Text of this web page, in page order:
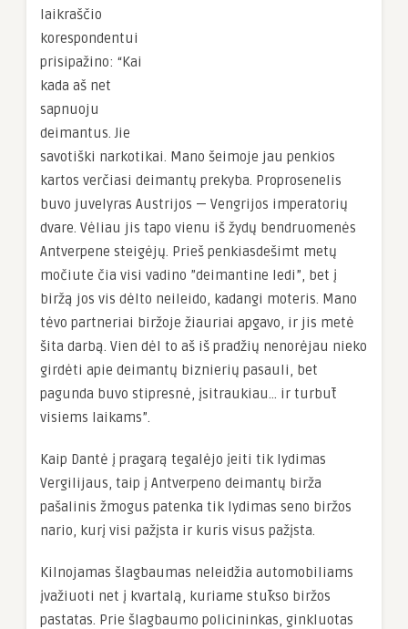
laikraščio
korespondentui
prisipažino: “Kai
kada aš net
sapnuoju
deimantus. Jie
savotiški narkotikai. Mano šeimoje jau penkios
kartos verčiasi deimantų prekyba. Proprosenelis
buvo juvelyras Austrijos — Vengrijos imperatorių
dvare. Vėliau jis tapo vienu iš žydų bendruomenės
Antverpene steigėjų. Prieš penkiasdešimt metų
močiute čia visi vadino ”deimantine ledi”, bet į
biržą jos vis dėlto neileido, kadangi moteris. Mano
tėvo partneriai biržoje žiauriai apgavo, ir jis metė
šita darbą. Vien dėl to aš iš pradžių nenorėjau nieko
girdėti apie deimantų biznierių pasauli, bet
pagunda buvo stipresnė, įsitraukiau… ir turbūt
visiems laikams”.
Kaip Dantė į pragarą tegalėjo įeiti tik lydimas
Vergilijaus, taip į Antverpeno deimantų birža
pašalinis žmogus patenka tik lydimas seno biržos
nario, kurį visi pažįsta ir kuris visus pažįsta.
Kilnojamas šlagbaumas neleidžia automobiliams
įvažiuoti net į kvartalą, kuriame stūkso biržos
pastatas. Prie šlagbaumo policininkas, ginkluotas